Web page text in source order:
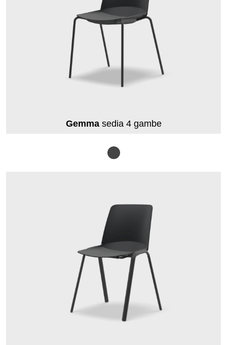
Gemmasedia 4 gambe